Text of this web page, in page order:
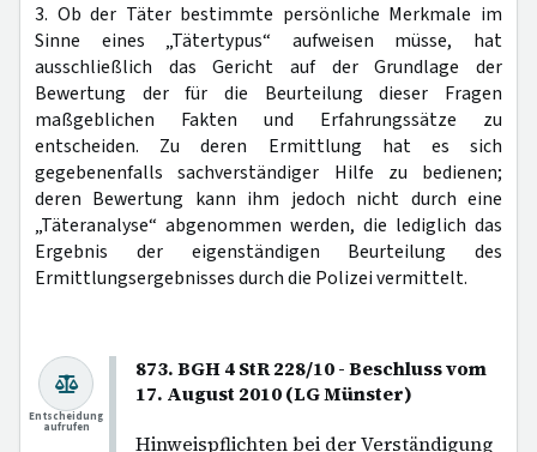
3. Ob der Täter bestimmte persönliche Merkmale im
Sinne eines „Tätertypus“ aufweisen müsse, hat
ausschließlich das Gericht auf der Grundlage der
Bewertung der für die Beurteilung dieser Fragen
maßgeblichen Fakten und Erfahrungssätze zu
entscheiden. Zu deren Ermittlung hat es sich
gegebenenfalls sachverständiger Hilfe zu bedienen;
deren Bewertung kann ihm jedoch nicht durch eine
„Täteranalyse“ abgenommen werden, die lediglich das
Ergebnis der eigenständigen Beurteilung des
Ermittlungsergebnisses durch die Polizei vermittelt.
873. BGH 4 StR 228/10 - Beschluss vom
17. August 2010 (LG Münster)
Hinweispflichten bei der Verständigung
Entscheidung
aufrufen